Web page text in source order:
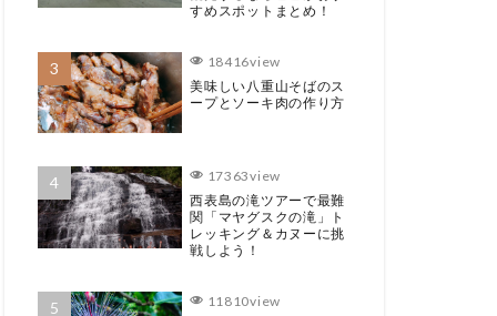
すめスポットまとめ！
18416view
美味しい八重山そばのス
ープとソーキ肉の作り方
17363view
西表島の滝ツアーで最難
関「マヤグスクの滝」ト
レッキング＆カヌーに挑
戦しよう！
11810view